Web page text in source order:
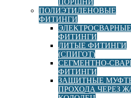
ПОРШНИ
ПОЛИЭТИЛЕНОВЫЕ
ФИТИНГИ
ЭЛЕКТРОСВАРНЫЕ
ФИТИНГИ
ЛИТЫЕ ФИТИНГИ
(СПИГОТ)
СЕГМЕНТНО-
ФИТИНГИ
ЗАЩИТНЫЕ
ПРОХОДА ЧЕРЕЗ
клином 30ч39р
PN10/16 со
короткая
Описание